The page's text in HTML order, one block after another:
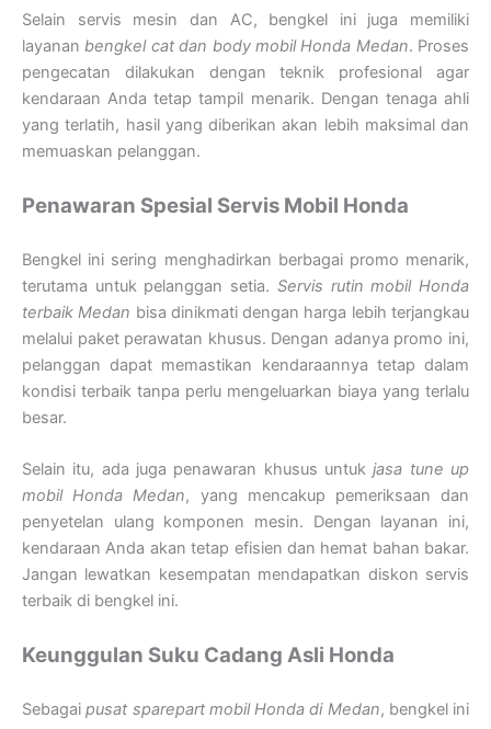
Selain servis mesin dan AC, bengkel ini juga memiliki
layanan bengkel cat dan body mobil Honda Medan. Proses
pengecatan dilakukan dengan teknik profesional agar
kendaraan Anda tetap tampil menarik. Dengan tenaga ahli
yang terlatih, hasil yang diberikan akan lebih maksimal dan
memuaskan pelanggan.
Penawaran Spesial Servis Mobil Honda
Bengkel ini sering menghadirkan berbagai promo menarik,
terutama untuk pelanggan setia. Servis rutin mobil Honda
terbaik Medan bisa dinikmati dengan harga lebih terjangkau
melalui paket perawatan khusus. Dengan adanya promo ini,
pelanggan dapat memastikan kendaraannya tetap dalam
kondisi terbaik tanpa perlu mengeluarkan biaya yang terlalu
besar.
Selain itu, ada juga penawaran khusus untukjasa tune up
mobil Honda Medan, yang mencakup pemeriksaan dan
penyetelan ulang komponen mesin. Dengan layanan ini,
kendaraan Anda akan tetap efisien dan hemat bahan bakar.
Jangan lewatkan kesempatan mendapatkan diskon servis
terbaik di bengkel ini.
Keunggulan Suku Cadang Asli Honda
Sebagaipusat sparepart mobil Honda di Medan, bengkel ini